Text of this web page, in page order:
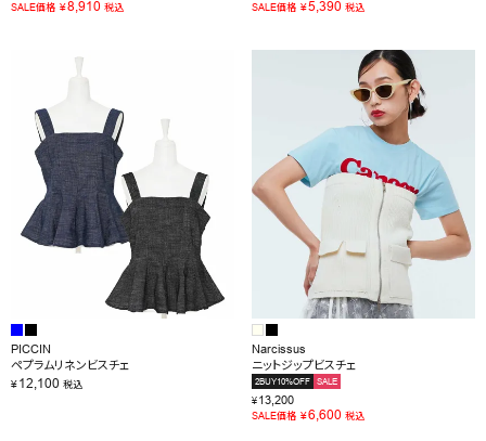
SALE価格 ¥8,910 税込 SALE価格 ¥5,390 税込
PICCIN
ペプラムリネンビスチェ
¥12,100 税込
Narcissus
ニットジップビスチェ
2BUY10%OFF SALE
¥13,200
SALE価格 ¥6,600 税込